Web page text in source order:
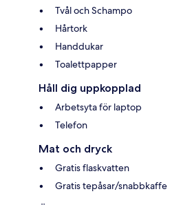
Tvål och Schampo
Hårtork
Handdukar
Toalettpapper
Håll dig uppkopplad
Arbetsyta för laptop
Telefon
Mat och dryck
Gratis flaskvatten
Gratis tepåsar/snabbkaffe